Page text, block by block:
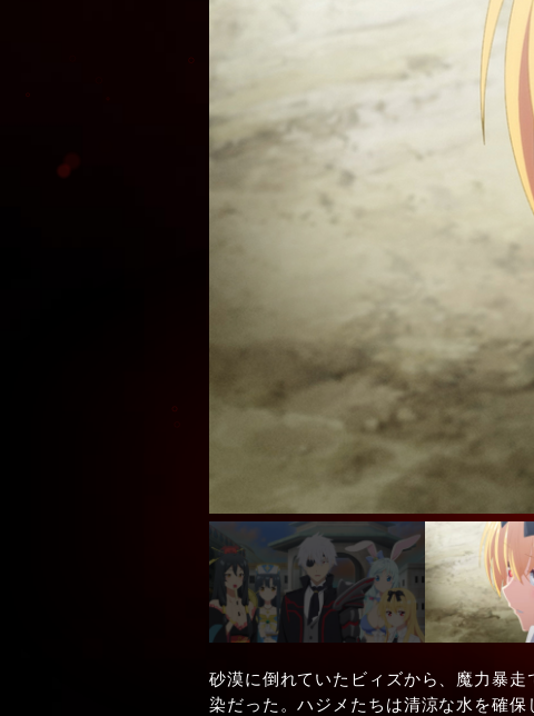
砂漠に倒れていたビィズから、魔力暴
染だった。ハジメたちは清涼な水を確